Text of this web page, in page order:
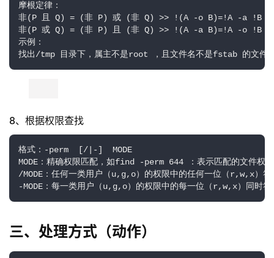
摩根定律：
非(P 且 Q) = (非 P) 或 (非 Q) >> !(A -o B)=!A -a !B
非(P 或 Q) = (非 P) 且 (非 Q) >> !(A -a B)=!A -o !B
示例：
找出/tmp 目录下，属主不是root ，且文件名不是fstab 的文件
8、根据权限查找
格式：-perm  [/|-]  MODE
MODE：精确权限匹配，如find -perm 644 ：表示匹配的文件权
/MODE：任何一类用户（u,g,o）的权限中的任何一位（r,w,x）
-MODE：每一类用户（u,g,o）的权限中的每一位（r,w,x）同时
三、处理方式（动作）